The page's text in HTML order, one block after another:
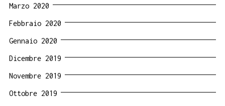
Marzo 2020
Febbraio 2020
Gennaio 2020
Dicembre 2019
Novembre 2019
Ottobre 2019